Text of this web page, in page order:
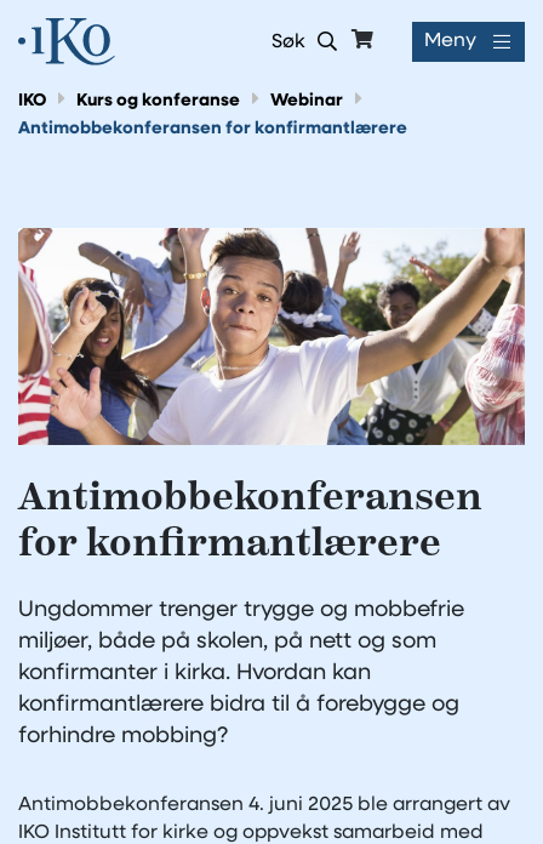
Søk Meny
IKO Kurs og konferanse
Webinar
Antimobbekonferansen for konfirmantlærere
Antimobbekonferansen
for konfirmantlærere
Ungdommer trenger trygge og mobbefrie
miljøer, både på skolen, på nett og som
konfirmanter i kirka. Hvordan kan
konfirmantlærere bidra til å forebygge og
forhindre mobbing?
Antimobbekonferansen 4. juni 2025 ble arrangert av
IKO Institutt for kirke og oppvekst samarbeid med